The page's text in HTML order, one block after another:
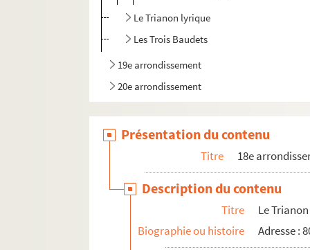
Le Trianon lyrique
Les Trois Baudets
19e arrondissement
20e arrondissement
Présentation du contenu
Titre 18e
Description du contenu
Titre
Le Trianon
Biographie ou histoire
Adresse :